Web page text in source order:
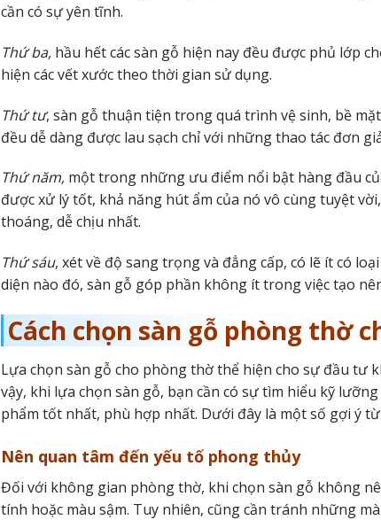
cần có sự yên tĩnh.
Thứ ba, hầu hết các sàn gỗ hiện nay đều được phủ lớp
hiện các vết xước theo thời gian sử dụng.
Thứ tư, sàn gỗ thuận tiện trong quá trình vệ sinh, bề
đều dễ dàng được lau sạch chỉ với những thao tác đơn
Thứ năm, một trong những ưu điểm nổi bật hàng đầu
được xử lý tốt, khả năng hút ẩm của nó vô cùng tuyệt
thoáng, dễ chịu nhất.
Thứ sáu, xét về độ sang trọng và đẳng cấp, có lẽ ít có
diện nào đó, sàn gỗ góp phần không ít trong việc tạo
Cách chọn sàn gỗ phòng thờ
Lựa chọn sàn gỗ cho phòng thờ thể hiện cho sự đầu tư
vậy, khi lựa chọn sàn gỗ, bạn cần có sự tìm hiểu kỹ
phẩm tốt nhất, phù hợp nhất. Dưới đây là một số gợi ý
Nên quan tâm đến yếu tố phong thủy
Đối với không gian phòng thờ, khi chọn sàn gỗ không
tính hoặc màu sậm. Tuy nhiên, cũng cần tránh những